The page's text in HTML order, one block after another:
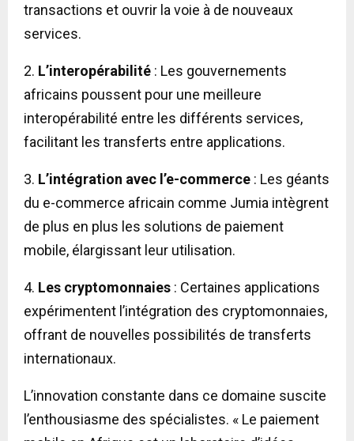
transactions et ouvrir la voie à de nouveaux
services.
2. L’interopérabilité : Les gouvernements
africains poussent pour une meilleure
interopérabilité entre les différents services,
facilitant les transferts entre applications.
3. L’intégration avec l’e-commerce : Les géants
du e-commerce africain comme Jumia intègrent
de plus en plus les solutions de paiement
mobile, élargissant leur utilisation.
4. Les cryptomonnaies : Certaines applications
expérimentent l’intégration des cryptomonnaies,
offrant de nouvelles possibilités de transferts
internationaux.
L’innovation constante dans ce domaine suscite
l’enthousiasme des spécialistes. « Le paiement